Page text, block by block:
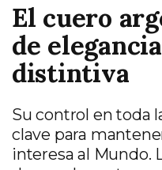
Nación
El cuero
de
distintiva
Su control en toda
clave para
interesa al Mundo.